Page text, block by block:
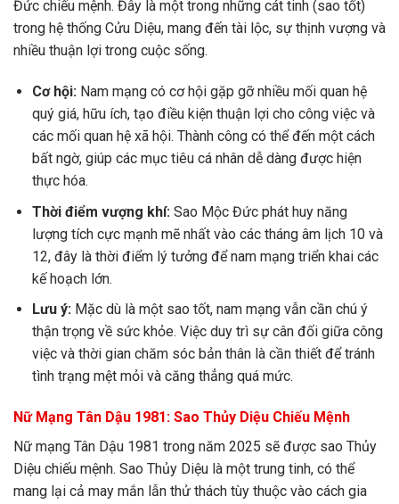
Đức chiếu mệnh. Đây là một trong những cát tinh (sao tốt)
trong hệ thống Cửu Diệu, mang đến tài lộc, sự thịnh vượng và
nhiều thuận lợi trong cuộc sống.
Cơ hội:Nam mạng có cơ hội gặp gỡ nhiều mối quan hệ
quý giá, hữu ích, tạo điều kiện thuận lợi cho công việc và
các mối quan hệ xã hội. Thành công có thể đến một cách
bất ngờ, giúp các mục tiêu cá nhân dễ dàng được hiện
thực hóa.
Thời điểm vượng khí: Sao Mộc Đức phát huy năng
lượng tích cực mạnh mẽ nhất vào các tháng âm lịch 10 và
12, đây là thời điểm lý tưởng để nam mạng triển khai các
kế hoạch lớn.
Lưu ý:Mặc dù là một sao tốt, nam mạng vẫn cần chú ý
thận trọng về sức khỏe. Việc duy trì sự cân đối giữa công
việc và thời gian chăm sóc bản thân là cần thiết để tránh
tình trạng mệt mỏi và căng thẳng quá mức.
Nữ Mạng Tân Dậu 1981: Sao Thủy Diệu Chiếu Mệnh
Nữ mạng Tân Dậu 1981 trong năm 2025 sẽ được sao Thủy
Diệu chiếu mệnh. Sao Thủy Diệu là một trung tinh, có thể
mang lại cả may mắn lẫn thử thách tùy thuộc vào cách gia